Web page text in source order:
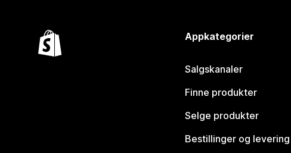
Appkategorier
Salgskanaler
Finne produkter
Selge produkter
Bestillinger og levering